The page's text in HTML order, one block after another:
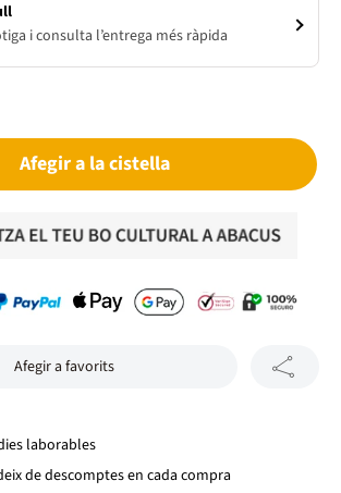
i consulta l’entrega més ràpida
Afegir a la cistella
Afegir a favorits
laborables
de descomptes en cada compra